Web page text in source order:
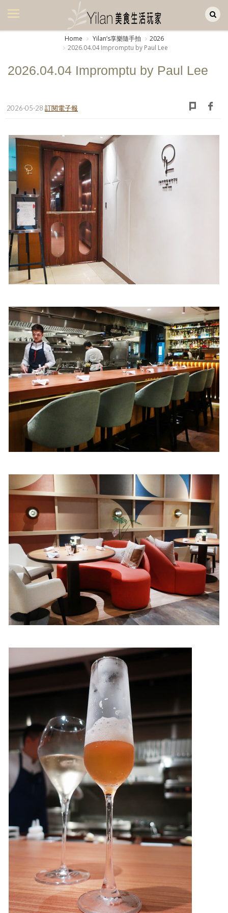
美食集
廚房集
旅遊美食集
生活風
日記簿
餐桌週記
享樂隨手拍
照相簿
影音區
創意出版服務
關於Yilan
個人著作
活動實況記錄
媒體報導一覽
合作與代言
訂閱電子報
Home Yilanʼs享樂隨手拍
2026
2026.04.04 Impromptu by Paul Lee
2026.04.04 Impromptu by Paul Lee
2026-05-28 訂閱電子報